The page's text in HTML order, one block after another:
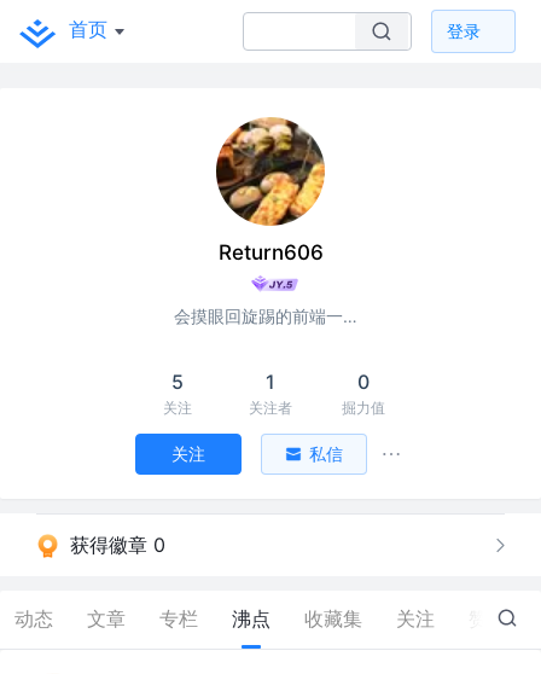
首页 登录
Return606
会摸眼回旋踢的前端一枚呀
5
关注
1
关注者
0
掘力值
关注 私信
获得徽章 0
动态 文章 专栏 沸点 收藏集 关注 97